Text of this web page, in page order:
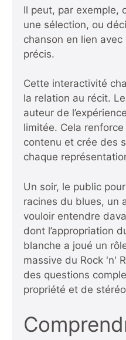
Il peut, par exemple,
une sélection, ou
chanson en lien
précis.
Cette interactivité
la relation au récit.
auteur de
limitée. Cela renforce
contenu et crée des
chaque
Un soir, le public
racines du blues, un
vouloir entendre
dont l’appropriation
blanche a joué un
massive du Rock 'n'
des questions
propriété et de